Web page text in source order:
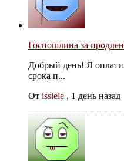
Госпошлина за
Добрый день! Я
срока п...
От issiele , 1 день назад